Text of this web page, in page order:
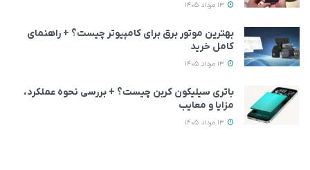
بهترین موتور برق برای کامپیوتر چیست؟ + راهنمای
کامل خرید
باتری سیلیکون کربن چیست؟ + بررسی نحوه عملکرد،
مزایا و معایب